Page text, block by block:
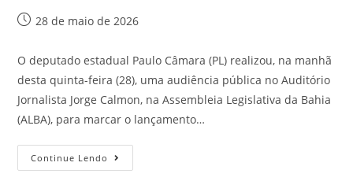
28 de maio de 2026
O deputado estadual Paulo Câmara (PL) realizou, na manhã
desta quinta-feira (28), uma audiência pública no Auditório
Jornalista Jorge Calmon, na Assembleia Legislativa da Bahia
(ALBA), para marcar o lançamento…
Continue Lendo